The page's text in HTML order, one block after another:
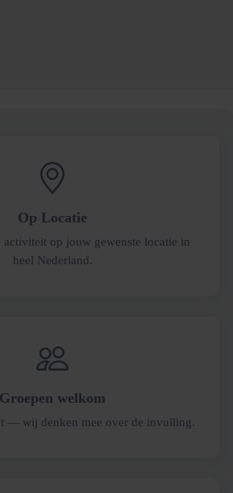
Op Locatie
activiteit op jouw gewenste locatie in
heel Nederland.
Groepen welkom
— wij denken mee over de invulling.